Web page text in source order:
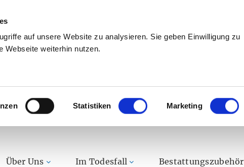
auf unsere Website zu analysieren. Sie geben Einwilligung zu
Webseite weiterhin nutzen.
Statistiken Marketing
Über Uns Im Todesfall Bestattungszubehör